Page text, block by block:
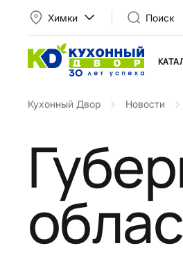
Химки Поиск
Кухонный Двор Новости